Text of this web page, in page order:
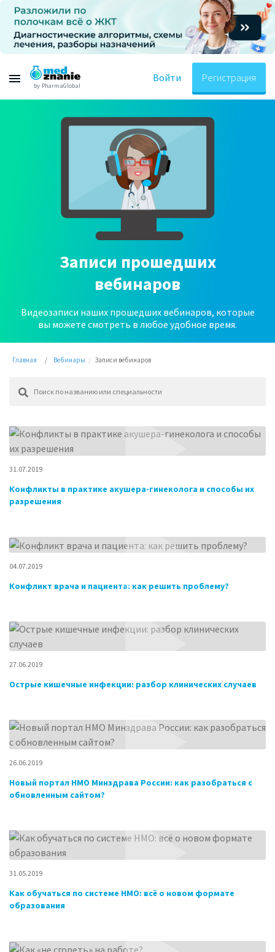
by PharmaGlobal
Войти Регистрация
Записи прошедших
вебинаров
Видеозаписи наших прошедших вебинаров, которые
вы можете смотреть в любое удобное время.
Главная Вебинары Записи вебинаров
31.07.2019
Конфликты в практике акушера-гинеколога и способы их
разрешения
04.07.2019
Конфликт врача и пациента: как решить проблему?
27.06.2019
Острые кишечные инфекции: разбор клинических случаев
26.06.2019
Новый портал НМО Минздрава России: как разобраться с
обновленным сайтом?
31.05.2019
Как обучаться по системе НМО: всё о новом формате
образования